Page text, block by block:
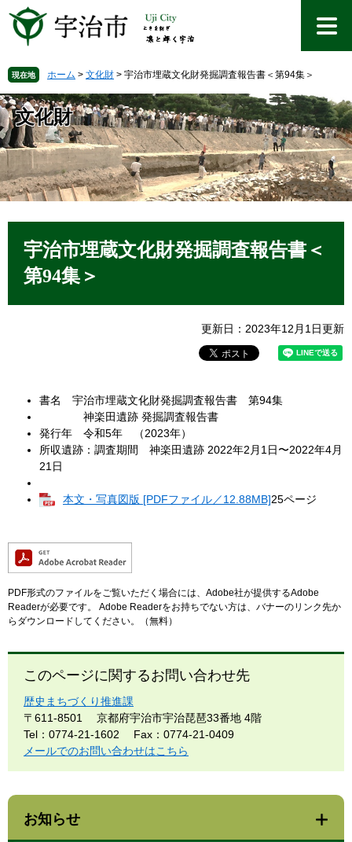
先
で
す
。
を
ば
し
て
本
文
へ
現在地 ホーム > 文化財 > 宇治市埋蔵文化財発掘調査報告書＜第94集＞
文化財
宇治市埋蔵文化財発掘調査報告書＜
第94集＞
更新日：2023年12月1日更新
書名 宇治市埋蔵文化財発掘調査報告書 第94集
神楽田遺跡 発掘調査報告書
発行年 令和5年 （2023年）
所収遺跡：調査期間 神楽田遺跡 2022年2月1日〜2022年4月
21日
本文・写真図版 [PDFファイル／12.88MB]25ページ
PDF形式のファイルをご覧いただく場合には、Adobe社が提供するAdobe
Readerが必要です。
Adobe Readerをお持ちでない方は、バナーのリンク先か
らダウンロードしてください。（無料）
このページに関するお問い合わせ先
歴史まちづくり推進課
〒611-8501
京都府宇治市宇治琵琶33番地 4階
Tel：0774-21-1602
Fax：0774-21-0409
メールでのお問い合わせはこちら
お知らせ